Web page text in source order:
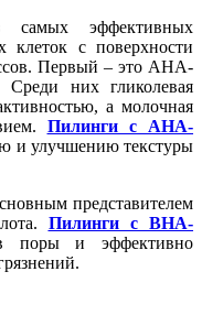
самых эффективных
клеток с поверхности
Первый – это АНА-
них гликолевая
а молочная
Пилинги с AHA-
и улучшению текстуры
представителем
Пилинги с BHA-
поры и эффективно